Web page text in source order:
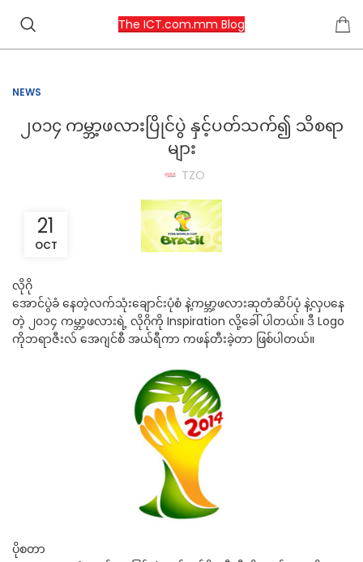
The ICT.com.mm Blog
NEWS
၂၀၁၄ ကမ္ဘာ့ဖလားပြိုင်ပွဲ နှင့်ပတ်သက်၍ သိစရာ
များ
TZO
21
OCT
လိုဂို
အောင်ပွဲခံ နေတဲ့လက်သုံးချောင်းပုံစံ နဲ့ကမ္ဘာ့ဖလားဆုတံဆိပ်ပုံ နဲ့လှပနေ
တဲ့ ၂၀၁၄ ကမ္ဘာ့ဖလားရဲ့ လိုဂိုကို Inspiration လို့ခေါ် ပါတယ်။ ဒီ Logo
ကိုဘရာဇီးလ် အေဂျင်စီ အယ်ရီကာ ကဖန်တီးခဲ့တာ ဖြစ်ပါတယ်။
ပိုစတာ